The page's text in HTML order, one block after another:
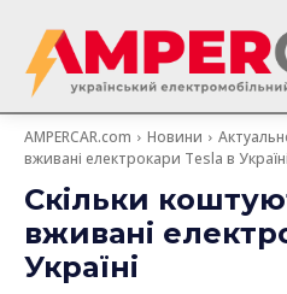
AMPERCAR.com Новини
вживані електрокари Tesla в Україні
Скільки
вживані
Україні